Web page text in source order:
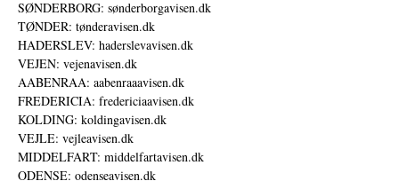
SØNDERBORG: sønderborgavisen.dk
TØNDER: tønderavisen.dk
HADERSLEV: haderslevavisen.dk
VEJEN: vejenavisen.dk
AABENRAA: aabenraaavisen.dk
FREDERICIA: fredericiaavisen.dk
KOLDING: koldingavisen.dk
VEJLE: vejleavisen.dk
MIDDELFART: middelfartavisen.dk
ODENSE: odenseavisen.dk